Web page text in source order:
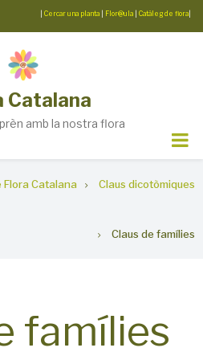
Cercar una planta Flor@ula Catàleg de flora
Catalana
amb la nostra flora
Flora Catalana Claus dicotòmiques
Claus de famílies
famílies